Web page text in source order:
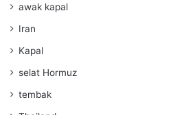
awak kapal
Iran
Kapal
selat Hormuz
tembak